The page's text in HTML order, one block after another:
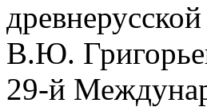
В.Ю.
29-й